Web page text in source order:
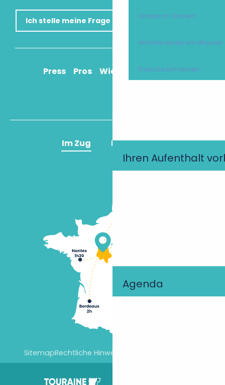
Urlaub im Grünen
Wochenende am Wasser
Französisch lernen
Ihren Aufenthalt
Agenda
Ich stelle meine Frage
Press Pros Wie komme ich an?
Im Zug Im Flugzeug
SitemapRechtliche Hinweise